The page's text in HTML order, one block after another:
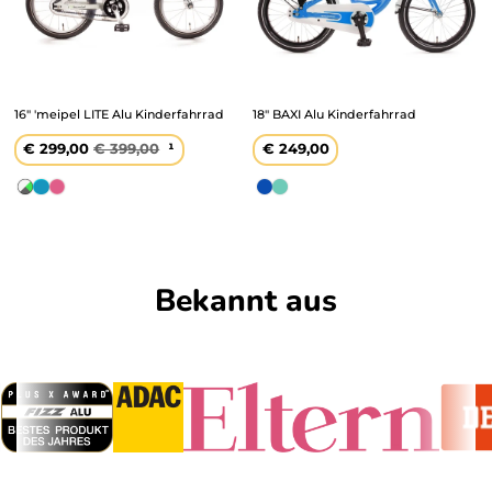
16" 'meipel LITE Alu Kinderfahrrad
Verkaufspreis
€ 299,00Regulärer
Preis
€ 399,00 ¹
Weiß
Aqua
Pink
18" BAXI Alu Kinderfahrrad
Regulärer
Preis
€ 249,00
BlauTürkis
Bekannt aus